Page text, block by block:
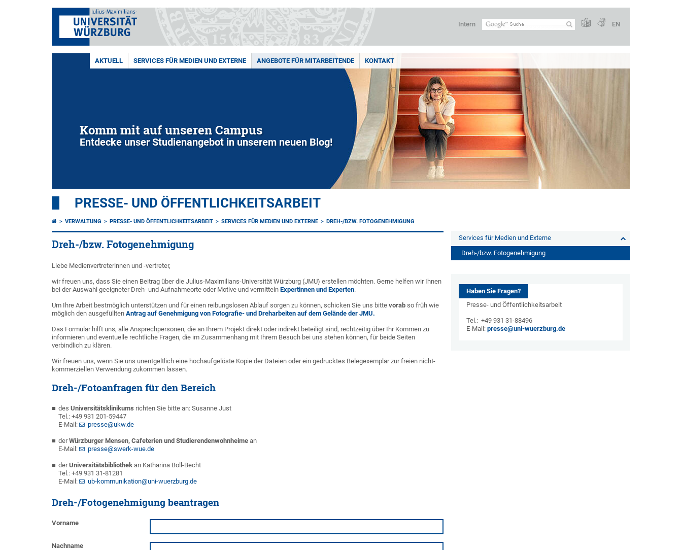
Intern EN
AKTUELL SERVICES FÜR MEDIEN UND EXTERNE ANGEBOTE FÜR MITARBEITENDE KONTAKT
Komm mit auf unseren Campus
Entdecke unser Studienangebot in unserem neuen Blog!
PRESSE- UND ÖFFENTLICHKEITSARBEIT
VERWALTUNG PRESSE- UND ÖFFENTLICHKEITSARBEIT SERVICES FÜR MEDIEN UND EXTERNE DREH-/BZW. FOTOGENEHMIGUNG
Dreh-/bzw. Fotogenehmigung
Liebe Medienvertreterinnen und -vertreter,
wir freuen uns, dass Sie einen Beitrag über die Julius-Maximilians-Universität Würzburg (JMU) erstellen möchten. Gerne helfen wir Ihnen
bei der Auswahl geeigneter Dreh- und Aufnahmeorte oder Motive und vermitteln Expertinnen und Experten.
Um Ihre Arbeit bestmöglich unterstützen und für einen reibungslosen Ablauf sorgen zu können, schicken Sie uns bitte vorab so früh wie
möglich den ausgefüllten Antrag auf Genehmigung von Fotografie- und Dreharbeiten auf dem Gelände der JMU.
Das Formular hilft uns, alle Ansprechpersonen, die an Ihrem Projekt direkt oder indirekt beteiligt sind, rechtzeitig über Ihr Kommen zu
informieren und eventuelle rechtliche Fragen, die im Zusammenhang mit Ihrem Besuch bei uns stehen können, für beide Seiten
verbindlich zu klären.
Wir freuen uns, wenn Sie uns unentgeltlich eine hochaufgelöste Kopie der Dateien oder ein gedrucktes Belegexemplar zur freien nicht-
kommerziellen Verwendung zukommen lassen.
Dreh-/Fotoanfragen für den Bereich
des Universitätsklinikums richten Sie bitte an: Susanne Just
Tel.: +49 931 201-59447
E-Mail:
presse@ukw.de
derWürzburger Mensen, Cafeterien und Studierendenwohnheime an
E-Mail:
presse@swerk-wue.de
derUniversitätsbibliothek an Katharina Boll-Becht
Tel.: +49 931 31-81281
E-Mail:
ub-kommunikation@uni-wuerzburg.de
Dreh-/Fotogenehmigung beantragen
Vorname
Nachname
Services für Medien und Externe
Dreh-/bzw. Fotogenehmigung
Haben Sie Fragen?
Presse- und Öffentlichkeitsarbeit
Tel.: +49 931 31-88496
E-Mail: presse@uni-wuerzburg.de